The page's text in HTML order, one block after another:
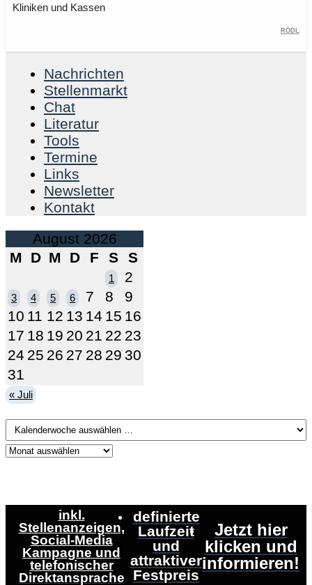
Kliniken und Kassen
RÖDL
Nachrichten
Stellenmarkt
Chat
Literatur
Tools
Termine
Links
Newsletter
Kontakt
August 2026
M
D M D F S S
1 2
3 4 5 6 7 8
9
10 11 12 13 14 15 16
17 18 19 20 21 22 23
24 25 26 27 28 29 30
31
« Juli
inkl.
Stellenanzeigen,
Social-Media
Kampagne und
telefonischer
Direktansprache
definierte
Laufzeit
und
attraktiver
Festpreis
Jetzt hier
klicken und
informieren!